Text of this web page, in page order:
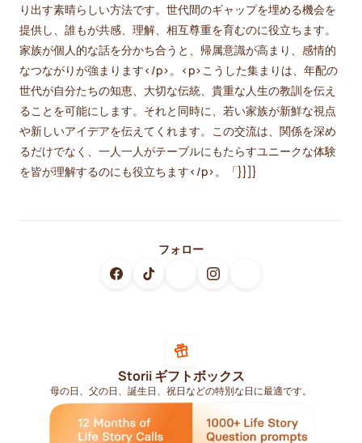
り出す素晴らしい方法です。世代間のギャップを埋める機会を
提供し、誰もが共感、理解、相互尊重を育むのに役立ちます。
家族が個人的な話を分かち合うと、帰属意識が高まり、感情的
なつながりが強まります</p>。<p>こうした集まりは、年配の
世代が自分たちの知恵、大切な伝統、貴重な人生の教訓を伝え
ることを可能にします。それと同時に、若い家族が新鮮な視点
や新しいアイデアを伝えてくれます。この交流は、関係を深め
るだけでなく、一人一人がテーブルにもたらすユニークな体験
を皆が理解するのにも役立ちます</p>。「}}]}
フォロー
Storii ギフトボックス
母の日、父の日、誕生日、祝日などの特別な日に最適です。